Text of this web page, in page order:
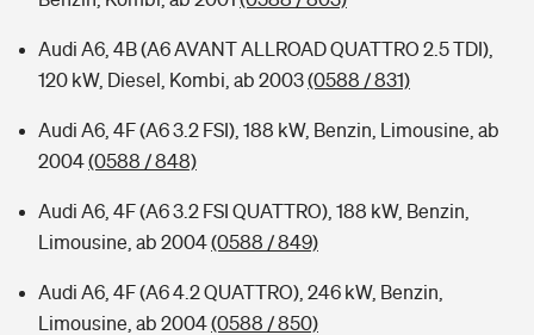
Audi A6, 4B (A6 AVANT ALLROAD QUATTRO 2.5 TDI),
120 kW, Diesel, Kombi, ab 2003(0588 / 831)
Audi A6, 4F (A6 3.2 FSI), 188 kW, Benzin, Limousine, ab
2004(0588 / 848)
Audi A6, 4F (A6 3.2 FSI QUATTRO), 188 kW, Benzin,
Limousine, ab 2004(0588 / 849)
Audi A6, 4F (A6 4.2 QUATTRO), 246 kW, Benzin,
Limousine, ab 2004(0588 / 850)